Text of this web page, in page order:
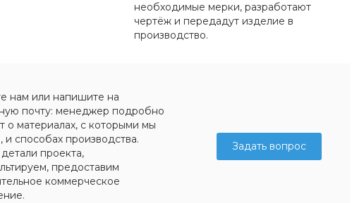
необходимые мерки, разработают
чертёж и передадут изделие в
производство.
нам или напишите на
почту: менеджер подробно
о материалах, с которыми мы
и способах производства.
проекта,
предоставим
коммерческое
Задать вопрос